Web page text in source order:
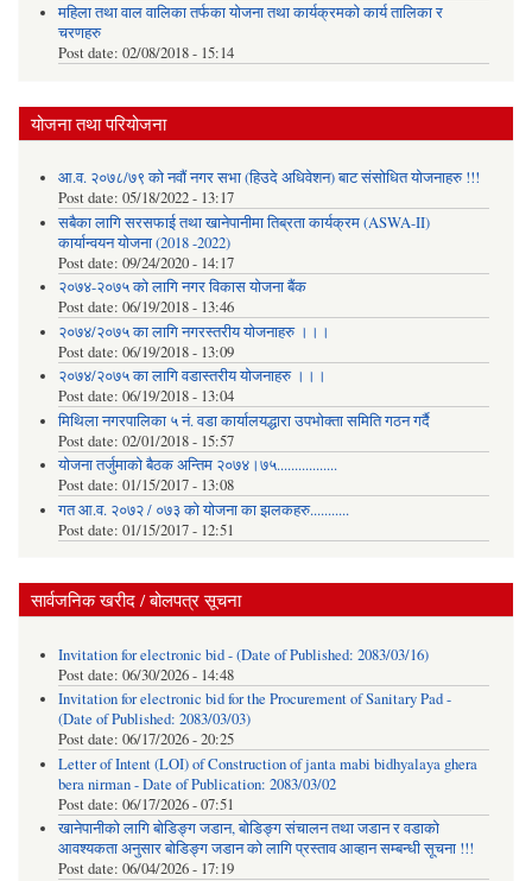
महिला तथा वाल वालिका तर्फका याेजना तथा कार्यक्रमकाे कार्य तालिका र
चरणहरु
Post date: 02/08/2018 - 15:14
योजना तथा परियोजना
आ.व. २०७८/७९ को नवौं नगर सभा (हिउदे अधिवेशन) बाट संसोधित योजनाहरु !!!
Post date: 05/18/2022 - 13:17
सबैका लागि सरसफाई तथा खानेपानीमा तिब्रता कार्यक्रम (ASWA-II)
कार्यान्वयन योजना (2018 -2022)
Post date: 09/24/2020 - 14:17
२०७४-२०७५ को लागि नगर विकास योजना बैंक
Post date: 06/19/2018 - 13:46
२०७४/२०७५ का लागि नगरस्तरीय योजनाहरु ।।।
Post date: 06/19/2018 - 13:09
२०७४/२०७५ का लागि वडास्तरीय योजनाहरु ।।।
Post date: 06/19/2018 - 13:04
मिथिला नगरपालिका ५ नं. वडा कार्यालयद्धारा उपभोक्ता समिति गठन गर्दै
Post date: 02/01/2018 - 15:57
याेजना तर्जुमाकाे बैठक अन्तिम २०७४।७५.................
Post date: 01/15/2017 - 13:08
गत आ.व. २०७२ / ०७३ को योजना का झलकहरु...........
Post date: 01/15/2017 - 12:51
सार्वजनिक खरीद / बोलपत्र सूचना
Invitation for electronic bid - (Date of Published: 2083/03/16)
Post date: 06/30/2026 - 14:48
Invitation for electronic bid for the Procurement of Sanitary Pad -
(Date of Published: 2083/03/03)
Post date: 06/17/2026 - 20:25
Letter of Intent (LOI) of Construction of janta mabi bidhyalaya ghera
bera nirman - Date of Publication: 2083/03/02
Post date: 06/17/2026 - 07:51
खानेपानीको लागि बोडिङ्ग जडान, बोडिङ्ग संचालन तथा जडान र वडाको
आवश्यकता अनुसार बोडिङ्ग जडान को लागि प्रस्ताव आव्हान सम्बन्धी सूचना !!!
Post date: 06/04/2026 - 17:19